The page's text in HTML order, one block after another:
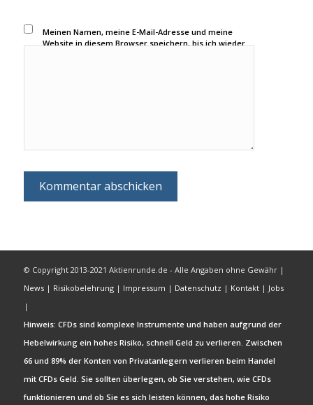
Meinen Namen, meine E-Mail-Adresse und meine
Website in diesem Browser speichern, bis ich wieder
© Copyright 2013-2021 Aktienrunde.de - Alle Angaben ohne Gewähr |
News| Risikobelehrung| Impressum | Datenschutz | Kontakt| Jobs
|
Hinweis: CFDs sind komplexe Instrumente und haben aufgrund der
Hebelwirkung ein hohes Risiko, schnell Geld zu verlieren. Zwischen
66 und 89% der Konten von Privatanlegern verlieren beim Handel
mit CFDs Geld. Sie sollten überlegen, ob Sie verstehen, wie CFDs
funktionieren und ob Sie es sich leisten können, das hohe Risiko